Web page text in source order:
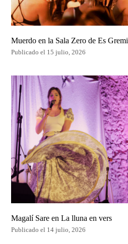
Muerdo en la Sala Zero de Es Gremi
Publicado el 15 julio, 2026
Magalí Sare en La lluna en vers
Publicado el 14 julio, 2026